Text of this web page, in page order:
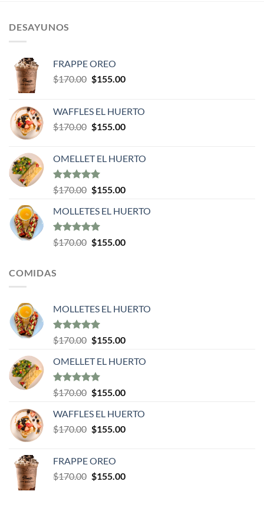
DESAYUNOS
FRAPPE OREO
$170.00 $155.00
WAFFLES EL HUERTO
$170.00 $155.00
OMELLET EL HUERTO
Valorado en
5.00
$170.00 $155.00
MOLLETES EL HUERTO
Valorado en
5.00
$170.00 $155.00
COMIDAS
MOLLETES EL HUERTO
Valorado en
5.00
$170.00 $155.00
OMELLET EL HUERTO
Valorado en
5.00
$170.00 $155.00
WAFFLES EL HUERTO
$170.00 $155.00
FRAPPE OREO
$170.00 $155.00